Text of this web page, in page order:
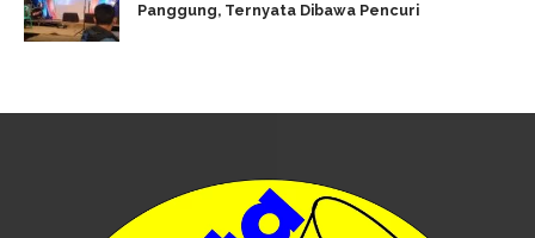
Panggung, Ternyata Dibawa Pencuri